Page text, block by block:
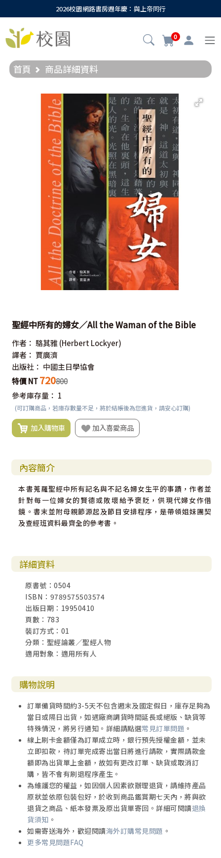
2026校園網路書房週年慶：與上帝同行
0
首頁 商品詳細資料
聖經中所有的婦女／All the Waman of the Bible
作者： 駱其雅 (Herbert Lockyer)
譯者： 賈廣濟
出版社： 中國主日學協會
特價 NT 720800
參考庫存量： 1
(可訂購商品，若庫存數量不足，將於結帳後為您進貨，請安心訂購)
加入購物車 加入喜愛商品
內容簡介
本書蒐羅聖經中所有記名與不記名婦女生平的事蹟，作者並
針對每一位婦女的賢德或敗壞給予褒貶，供現代婦女作借
鏡。書末並附母親節源起及節目安排程序，是帶領姐妹團契
及查經班資料最齊全的參考書。
詳細資料
原書號：0504
ISBN：9789575503574
出版日期：19950410
頁數：783
裝訂方式：01
分類：聖經論叢／聖經人物
適用對象：適用所有人
購物說明
訂單備貨時間約3-5天不包含週末及國定假日，庫存足夠為
當日或隔日出貨，如遇廠商調貨時間延長或絕版、缺貨等
特殊情況，將另行通知。詳細請點選常見訂單問題 。
線上刷卡金額僅為訂單成立時，銀行預先授權金額，並未
立即扣款，待訂單完成寄出當日將進行請款，實際請款金
額即為出貨單上金額，故如有更改訂單、缺貨或取消訂
購，皆不會有刷退程序產生。
為維護您的權益，如因個人因素欲辦理退貨，請維持產品
原狀並依原包裝包好，於收到商品鑑賞期七天內，將與欲
退貨之商品、紙本發票及原出貨單寄回。詳細可閱讀退換
貨須知 。
如需寄送海外，歡迎閱讀海外訂購常見問題 。
更多常見問題FAQ